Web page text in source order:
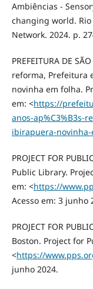
Ambiências -
changing world.
Network. 2024. p.
PREFEITURA DE
reforma, Prefeitura
novinha em folha.
em: <https://
anos-
ibirapuera-
PROJECT FOR
Public Library.
em: <https://
Acesso em: 3 junho
PROJECT FOR
Boston. Project for
<https://
junho 2024.